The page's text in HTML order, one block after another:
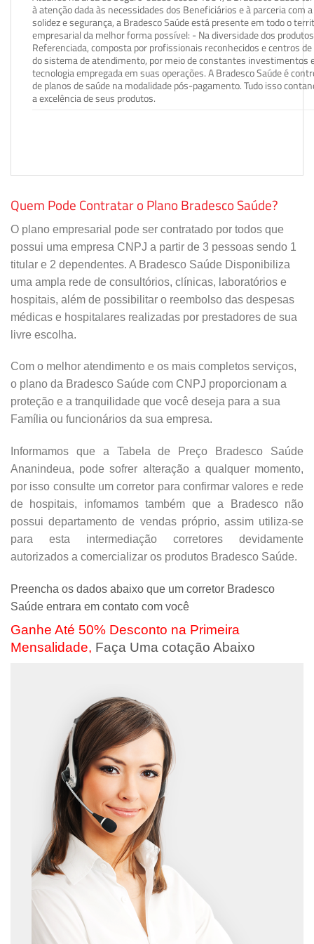
à atenção dada às necessidades dos Beneficiários e à parceria com
solidez e segurança, a Bradesco Saúde está presente em todo o
empresarial da melhor forma possível: - Na diversidade dos
Referenciada, composta por profissionais reconhecidos e centros
do sistema de atendimento, por meio de constantes investimentos
tecnologia empregada em suas operações. A Bradesco Saúde é
de planos de saúde na modalidade pós-pagamento. Tudo isso
a excelência de seus produtos.
Quem Pode Contratar o Plano Bradesco Saúde?
O plano empresarial pode ser contratado por todos que
possui uma empresa CNPJ a partir de 3 pessoas sendo 1
titular e 2 dependentes. A Bradesco Saúde Disponibiliza
uma ampla rede de consultórios, clínicas, laboratórios e
hospitais, além de possibilitar o reembolso das despesas
médicas e hospitalares realizadas por prestadores de sua
livre escolha.
Com o melhor atendimento e os mais completos serviços,
o plano da Bradesco Saúde com CNPJ proporcionam a
proteção e a tranquilidade que você deseja para a sua
Família ou funcionários da sua empresa.
Informamos que a Tabela de Preço Bradesco Saúde
Ananindeua, pode sofrer alteração a qualquer momento,
por isso consulte um corretor para confirmar valores e rede
de hospitais, infomamos também que a Bradesco não
possui departamento de vendas próprio, assim utiliza-se
para esta intermediação corretores devidamente
autorizados a comercializar os produtos Bradesco Saúde.
Preencha os dados abaixo que um corretor Bradesco
Saúde entrara em contato com você
Ganhe Até 50% Desconto na Primeira
Mensalidade, Faça Uma cotação Abaixo